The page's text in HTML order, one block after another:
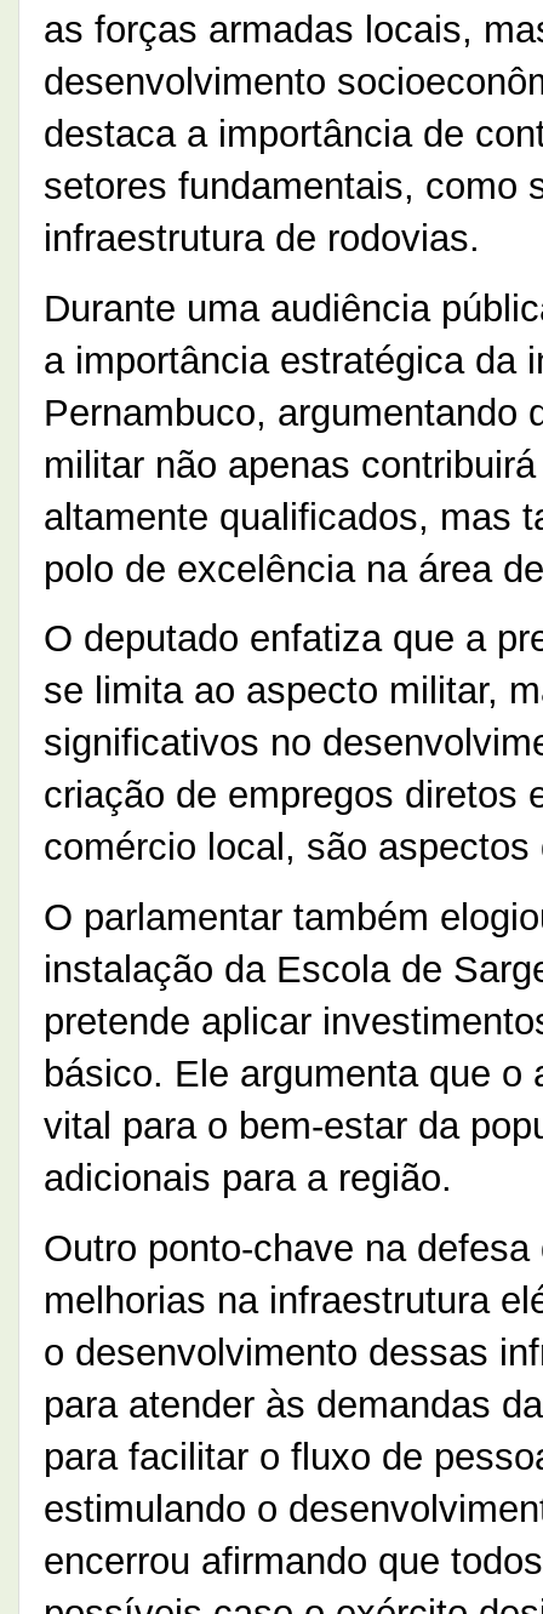
as forças armadas locais,
desenvolvimento
destaca a importância de
setores fundamentais, como
infraestrutura de rodovias.
Durante uma audiência
a importância estratégica da
Pernambuco, argumentando
militar não apenas
altamente qualificados, mas
polo de excelência na área
O deputado enfatiza que a
se limita ao aspecto militar,
significativos no
criação de empregos diretos
comércio local, são
O parlamentar também
instalação da Escola de
pretende aplicar
básico. Ele argumenta que
vital para o bem-estar da
adicionais para a região.
Outro ponto-chave na
melhorias na infraestrutura
o desenvolvimento dessas
para atender às demandas
para facilitar o fluxo de
estimulando o
encerrou afirmando que